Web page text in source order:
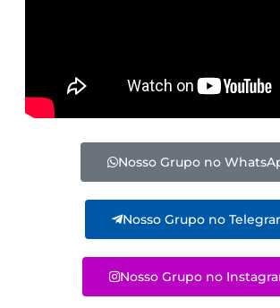
Nosso Grupo no
Nosso Grupo no
Nosso Grupo no